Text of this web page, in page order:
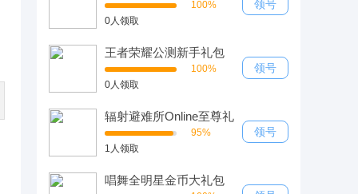
100%
0人领取
领号
王者荣耀公测新手礼包
100%
0人领取
领号
辐射避难所Online至尊礼
包
95%
1人领取
领号
唱舞全明星金币大礼包